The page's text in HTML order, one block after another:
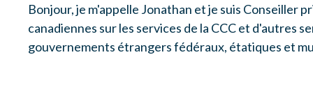
Bonjour, je m'appelle Jonathan et je suis Conseiller
canadiennes sur les services de la CCC et d'autres
gouvernements étrangers fédéraux, étatiques et